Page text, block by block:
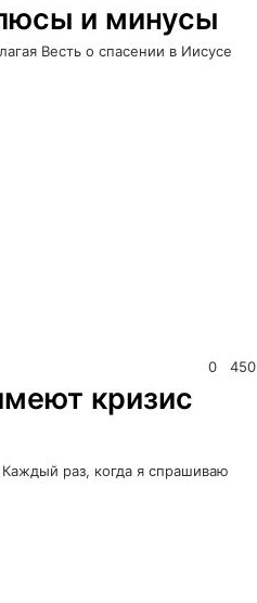
и минусы
Весть о спасении в Иисусе
0 450
кризис
раз, когда я спрашиваю